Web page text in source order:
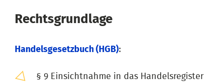
Rechtsgrundlage
Handelsgesetzbuch (HGB):
§ 9 Einsichtnahme in das Handelsregister